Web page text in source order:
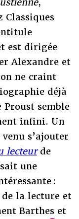
Classiques
est dirigée
Alexandre et
ne craint
déjà
semble
infini. Un
s’ajouter
lecteurde
une
:
la lecture et
Barthes et